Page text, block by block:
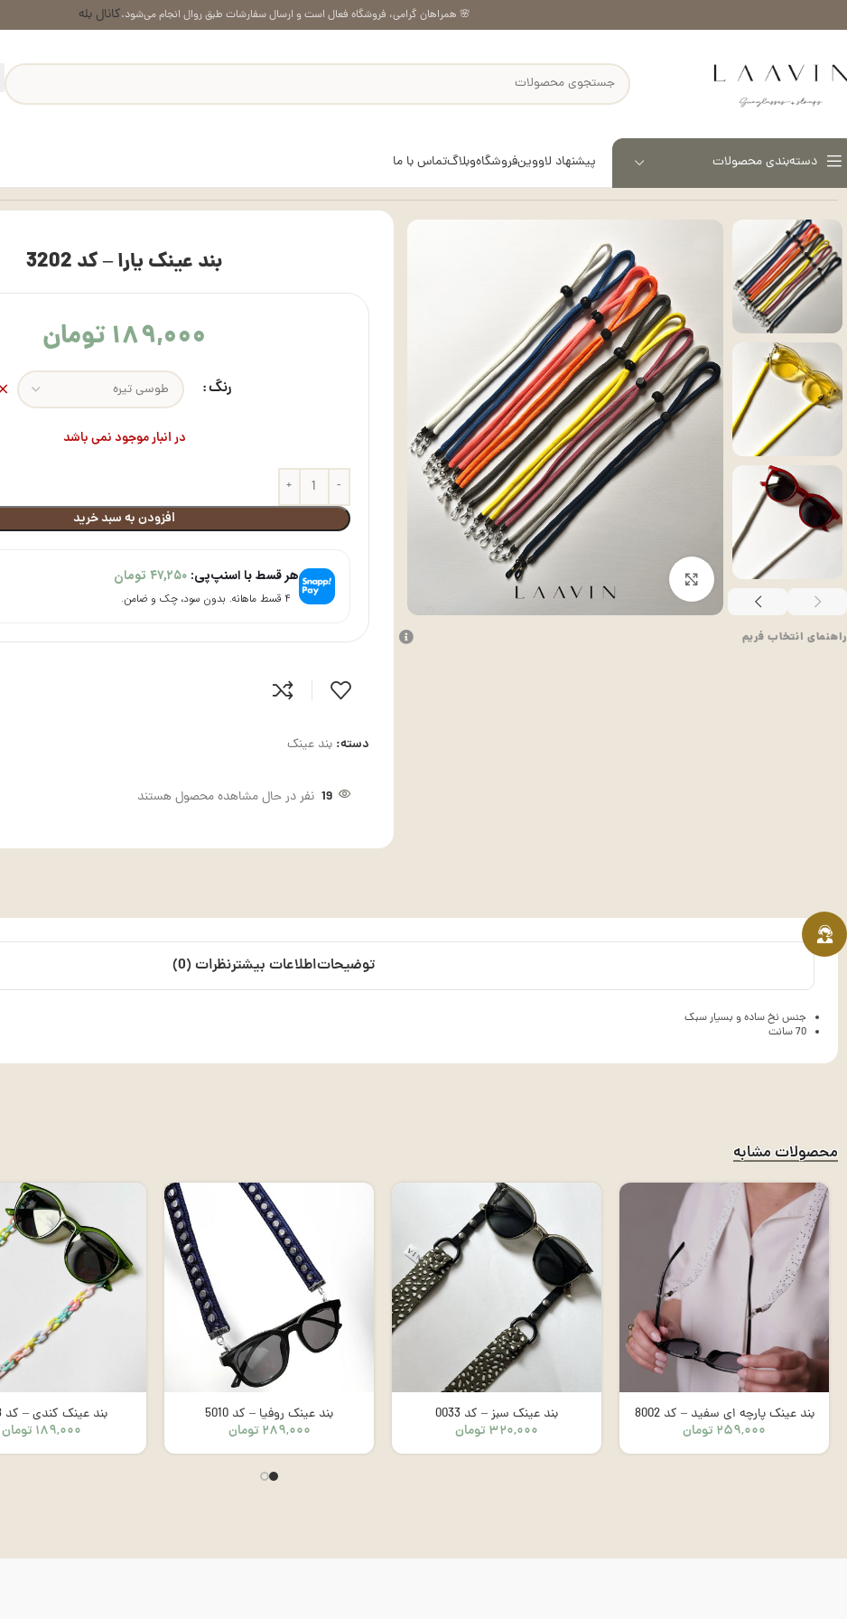
🌸 همراهان گرامی، فروشگاه فعال است و ارسال سفارشات طبق روال انجام می‌شود.کانال بله
دسته‌بندی محصولات پیشنهاد لاووینفروشگاهوبلاگتماس با ما
راهنمای انتخاب فریم
بند عینک یارا – کد 3202
۱۸۹,۰۰۰ تومان
رنگ
در انبار موجود نمی باشد
افزودن به سبد خرید
هر قسط با اسنپ‌پی:۴۷,۲۵۰ تومان
۴ قسط ماهانه. بدون سود، چک و ضامن.
دسته: بند عینک
19 نفر در حال مشاهده محصول هستند
توضیحاتاطلاعات بیشترنظرات (0)
جنس نخ ساده و بسیار سبک
70 سانت
محصولات مشابه
بند عینک پارچه ای سفید – کد 8002
۲۵۹,۰۰۰ تومان
بند عینک سبز – کد 0033
۳۲۰,۰۰۰ تومان
بند عینک روفیا – کد 5010
۲۸۹,۰۰۰ تومان
بند عینک کندی – کد 5008
۱۸۹,۰۰۰ تومان